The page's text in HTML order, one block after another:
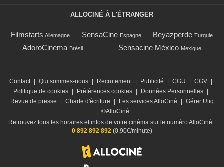
ALLOCINÉ À L'ÉTRANGER
Filmstarts Allemagne SensaCine Espagne Beyazperde Turquie
AdoroCinema Brésil Sensacine México Mexique
Contact Qui sommes-nous Recrutement Publicité CGU CGV
Politique de cookies
Préférences cookies Données Personnelles
Revue de presse
Charte d'écriture Les services AlloCiné
Gérer Utiq
©AlloCiné
Retrouvez tous les horaires et infos de votre cinéma sur le numéro AlloCiné :
0 892 892 892(0,90€/minute)